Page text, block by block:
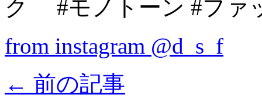
ク #モノトーン #ファ
from instagram @d_s_f
← 前の記事